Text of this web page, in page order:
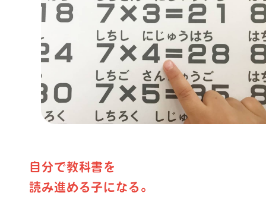
自分で教科書を
読み進める子になる。